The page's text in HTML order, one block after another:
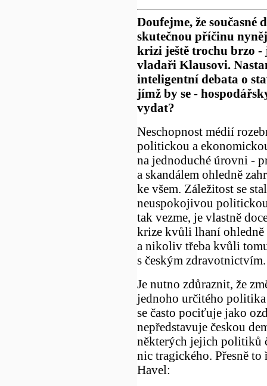
Doufejme, že
skutečnou příčinu
krizi ještě trochu brzo -
vladaři Klausovi.
inteligentní debata o
jímž by se -
vydat?
Neschopnost médií
politickou a
na jednoduché úrovni -
a skandálem ohledně
ke všem. Záležitost se
neuspokojivou
tak vezme, je vlastně
krize kvůli lhaní ohledně
a nikoliv třeba kvůli
s českým zdravotnictvím.
Je nutno zdůraznit, že
jednoho určitého
se často pociťuje jako
nepředstavuje českou
některých jejich politiků
nic tragického. Přesně
Havel: